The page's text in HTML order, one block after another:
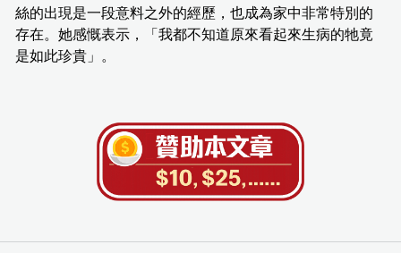
絲的出現是一段意料之外的經歷，也成為家中非常特別的
存在。她感慨表示，「我都不知道原來看起來生病的牠竟
是如此珍貴」。